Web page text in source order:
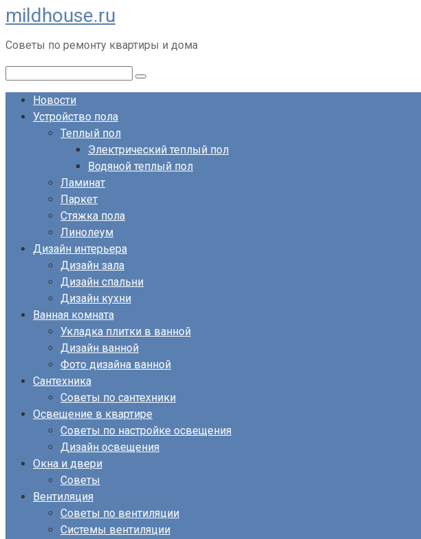
Перейти
к
контенту
mildhouse.ru
Советы по ремонту квартиры и дома
Новости
Устройство пола
Теплый пол
Электрический теплый пол
Водяной теплый пол
Ламинат
Паркет
Стяжка пола
Линолеум
Дизайн интерьера
Дизайн зала
Дизайн спальни
Дизайн кухни
Ванная комната
Укладка плитки в ванной
Дизайн ванной
Фото дизайна ванной
Сантехника
Советы по сантехники
Освещение в квартире
Советы по настройке освещения
Дизайн освещения
Окна и двери
Советы
Вентиляция
Советы по вентиляции
Системы вентиляции